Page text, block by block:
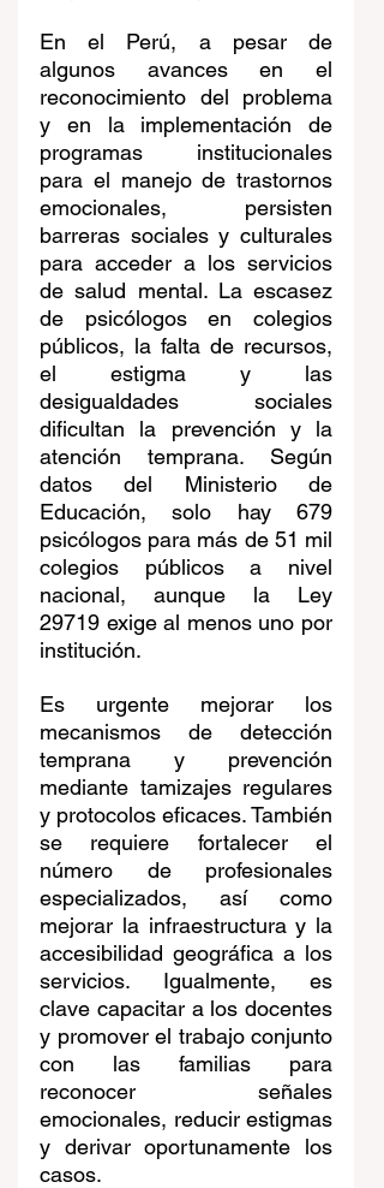
En el Perú, a pesar de
algunos avances en el
reconocimiento del problema
y en la implementación de
programas institucionales
para el manejo de trastornos
emocionales, persisten
barreras sociales y culturales
para acceder a los servicios
de salud mental. La escasez
de psicólogos en colegios
públicos, la falta de recursos,
el estigma y las
desigualdades sociales
dificultan la prevención y la
atención temprana. Según
datos del Ministerio de
Educación, solo hay 679
psicólogos para más de 51 mil
colegios públicos a nivel
nacional, aunque la Ley
29719 exige al menos uno por
institución.
Es urgente mejorar los
mecanismos de detección
temprana y prevención
mediante tamizajes regulares
y protocolos eficaces. También
se requiere fortalecer el
número de profesionales
especializados, así como
mejorar la infraestructura y la
accesibilidad geográfica a los
servicios. Igualmente, es
clave capacitar a los docentes
y promover el trabajo conjunto
con las familias para
reconocer señales
emocionales, reducir estigmas
y derivar oportunamente los
casos.